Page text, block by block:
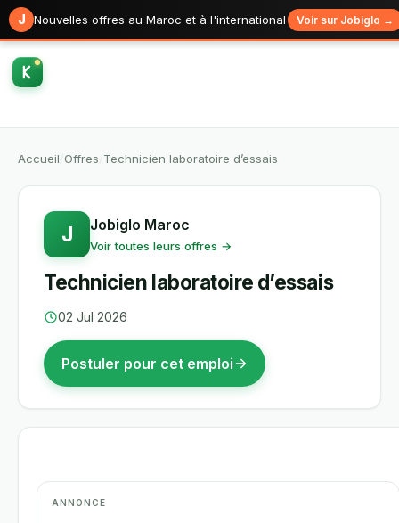
J Nouvelles offres au Maroc et à l'international Voir sur Jobiglo →
Accueil Offres Technicien laboratoire d’essais
J Jobiglo Maroc
Voir toutes leurs offres →
Technicien laboratoire d’essais
02 Jul 2026
Postuler pour cet emploi